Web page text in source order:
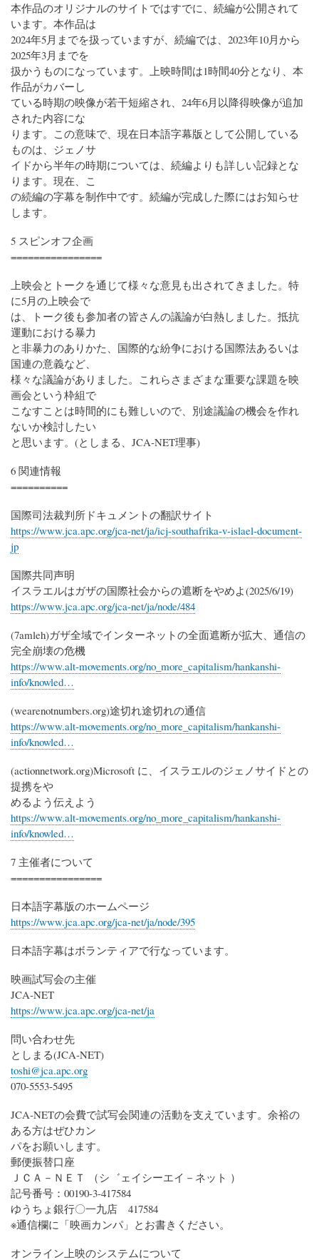
本作品のオリジナルのサイトではすでに、続編が公開されて
います。本作品は
2024年5月までを扱っていますが、続編では、2023年10月から
2025年3月までを
扱かうものになっています。上映時間は1時間40分となり、本
作品がカバーし
ている時期の映像が若干短縮され、24年6月以降得映像が追加
された内容にな
ります。この意味で、現在日本語字幕版として公開している
ものは、ジェノサ
イドから半年の時期については、続編よりも詳しい記録とな
ります。現在、こ
の続編の字幕を制作中です。続編が完成した際にはお知らせ
します。
5 スピンオフ企画
================
上映会とトークを通じて様々な意見も出されてきました。特
に5月の上映会で
は、トーク後も参加者の皆さんの議論が白熱しました。抵抗
運動における暴力
と非暴力のありかた、国際的な紛争における国際法あるいは
国連の意義など、
様々な議論がありました。これらさまざまな重要な課題を映
画会という枠組で
こなすことは時間的にも難しいので、別途議論の機会を作れ
ないか検討したい
と思います。(としまる、JCA-NET理事)
6 関連情報
==========
国際司法裁判所ドキュメントの翻訳サイト
https://www.jca.apc.org/jca-net/ja/icj-southafrika-v-islael-document-
jp
国際共同声明
イスラエルはガザの国際社会からの遮断をやめよ(2025/6/19)
https://www.jca.apc.org/jca-net/ja/node/484
(7amleh)ガザ全域でインターネットの全面遮断が拡大、通信の
完全崩壊の危機
https://www.alt-movements.org/no_more_capitalism/hankanshi-
info/knowled…
(wearenotnumbers.org)途切れ途切れの通信
https://www.alt-movements.org/no_more_capitalism/hankanshi-
info/knowled…
(actionnetwork.org)Microsoft に、イスラエルのジェノサイドとの
提携をや
めるよう伝えよう
https://www.alt-movements.org/no_more_capitalism/hankanshi-
info/knowled…
7 主催者について
================
日本語字幕版のホームページ
https://www.jca.apc.org/jca-net/ja/node/395
日本語字幕はボランティアで行なっています。
映画試写会の主催
JCA-NET
https://www.jca.apc.org/jca-net/ja
問い合わせ先
としまる(JCA-NET)
toshi@jca.apc.org
070-5553-5495
JCA-NETの会費で試写会関連の活動を支えています。余裕の
ある方はぜひカン
パをお願いします。
郵便振替口座
ＪＣＡ－ＮＥＴ （シ゛ェイシーエイ－ネット ）
記号番号：00190-3-417584
ゆうちょ銀行〇一九店 417584
※通信欄に「映画カンパ」とお書きください。
オンライン上映のシステムについて